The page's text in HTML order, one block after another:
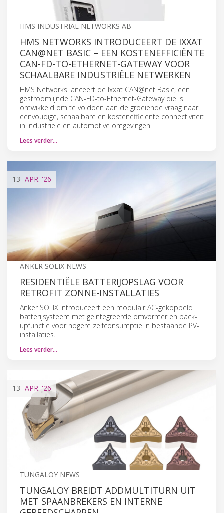
HMS INDUSTRIAL NETWORKS AB
HMS NETWORKS INTRODUCEERT DE IXXAT
CAN@NET BASIC – EEN KOSTENEFFICIËNTE
CAN-FD-TO-ETHERNET-GATEWAY VOOR
SCHAALBARE INDUSTRIËLE NETWERKEN
HMS Networks lanceert de Ixxat CAN@net Basic, een
gestroomlijnde CAN-FD-to-Ethernet-Gateway die is
ontwikkeld om te voldoen aan de groeiende vraag naar
eenvoudige, schaalbare en kostenefficiënte connectiviteit
in industriële en automotive omgevingen.
Lees verder…
13 APR. '26
ANKER SOLIX NEWS
RESIDENTIËLE BATTERIJOPSLAG VOOR
RETROFIT ZONNE-INSTALLATIES
Anker SOLIX introduceert een modulair AC-gekoppeld
batterijsysteem met geïntegreerde omvormer en back-
upfunctie voor hogere zelfconsumptie in bestaande PV-
installaties.
Lees verder…
13 APR. '26
TUNGALOY NEWS
TUNGALOY BREIDT ADDMULTITURN UIT
MET SPAANBREKERS EN INTERNE